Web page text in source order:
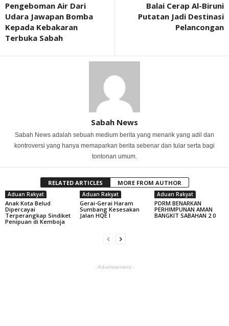
Pengeboman Air Dari
Udara Jawapan Bomba
Kepada Kebakaran
Terbuka Sabah
Balai Cerap Al-Biruni
Putatan Jadi Destinasi
Pelancongan
Sabah News
Sabah News adalah sebuah medium berita yang menarik yang adil dan
kontroversi yang hanya memaparkan berita sebenar dan tular serta bagi
tontonan umum.
RELATED ARTICLES MORE FROM AUTHOR
Aduan Rakyat
Anak Kota Belud
Dipercayai
Terperangkap Sindiket
Penipuan di Kemboja
Aduan Rakyat
Gerai-Gerai Haram
Sumbang Kesesakan
Jalan HQE I
Aduan Rakyat
PDRM BENARKAN
PERHIMPUNAN AMAN
BANGKIT SABAHAN 2.0
- Advertisement -